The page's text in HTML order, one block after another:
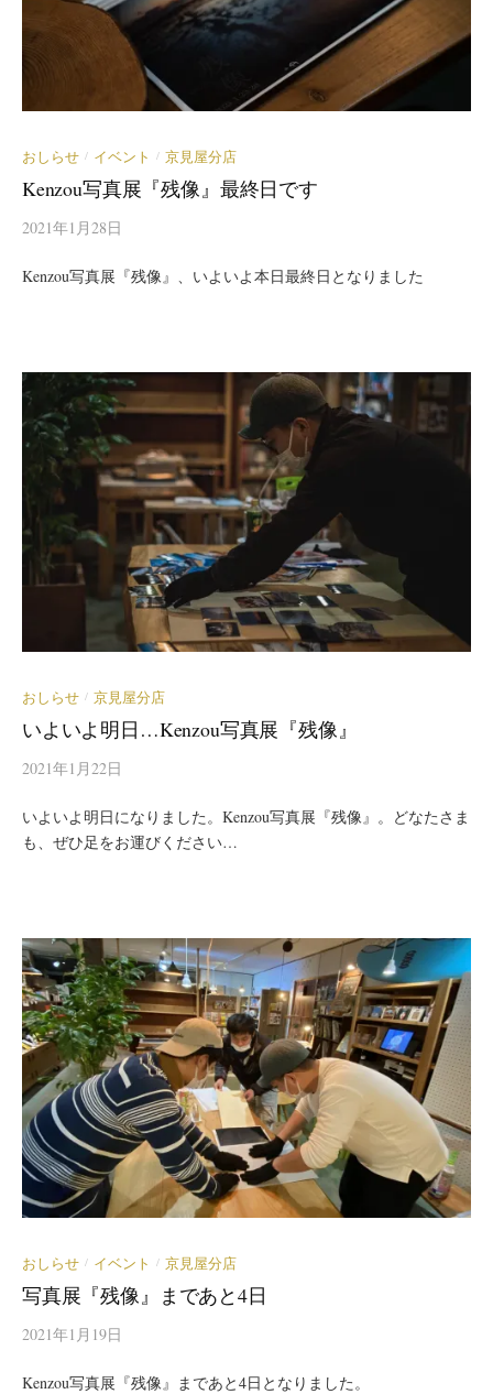
おしらせ / イベント / 京見屋分店
Kenzou写真展『残像』最終日です
2021年1月28日
Kenzou写真展『残像』、いよいよ本日最終日となりました
おしらせ / 京見屋分店
いよいよ明日…Kenzou写真展『残像』
2021年1月22日
いよいよ明日になりました。Kenzou写真展『残像』。どなたさま
も、ぜひ足をお運びください…
おしらせ / イベント / 京見屋分店
写真展『残像』まであと4日
2021年1月19日
Kenzou写真展『残像』まであと4日となりました。